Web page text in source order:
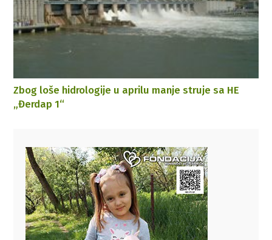
Zbog loše hidrologije u aprilu manje struje sa HE
„Đerdap 1“